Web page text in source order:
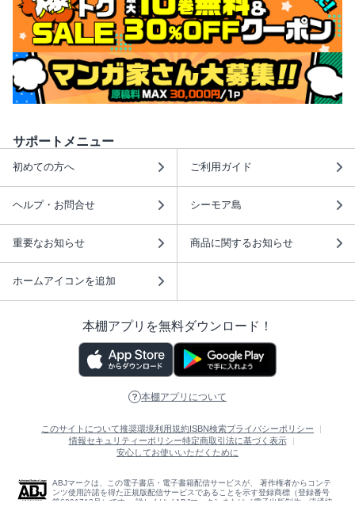
サポートメニュー
初めての方へ ご利用ガイド
ヘルプ・お問合せ シーモア島
重要なお知らせ 商品に関するお知らせ
ホームアイコンを追加
本棚アプリを無料ダウンロード！
本棚アプリについて
このサイトについて推奨環境利用規約ISBN検索プライバシーポリシー
情報セキュリティーポリシー特定商取引法に基づく表示
安心してお使いいただくために
ABJマークは、この電子書店・電子書籍配信サービスが、 著作権者からコンテ
ンツ使用許諾を得た正規版配信サービスであることを示す登録商標（登録番号
第6091713号）です。 詳しくは［ABJマーク］または［電子出版制作・流通協